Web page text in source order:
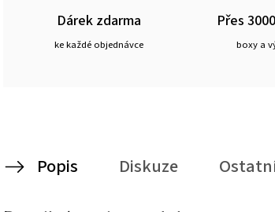
Dárek zdarma
ke každé objednávce
Přes
boxy a
Popis Diskuze